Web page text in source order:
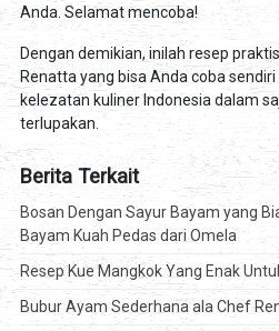
Anda. Selamat mencoba!
Dengan demikian, inilah resep
Renatta yang bisa Anda coba
kelezatan kuliner Indonesia dalam
terlupakan.
Berita Terkait
Bosan Dengan Sayur Bayam yang
Bayam Kuah Pedas dari Omela
Resep Kue Mangkok Yang Enak
Bubur Ayam Sederhana ala Chef